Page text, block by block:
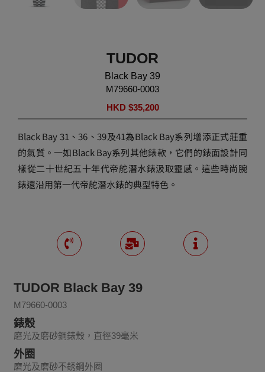
TUDOR
Black Bay 39
M79660-0003
HKD $35,200
Black Bay 31、36、39及41為Black Bay系列增添正式莊重
的氣質。一如Black Bay系列其他錶款，它們的錶面設計同
樣從二十世紀五十年代帝舵潛水錶汲取靈感。這些時尚腕
錶還沿用第一代帝舵潛水錶的典型特色。
TUDOR Black Bay 39
M79660-0003
錶殼
磨光及磨砂鋼錶殼，直徑39毫米
外圈
磨光及磨砂不銹鋼外圈